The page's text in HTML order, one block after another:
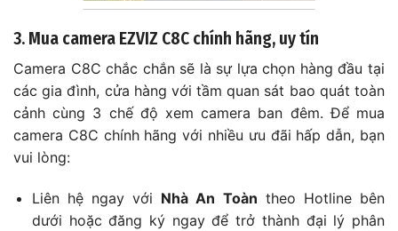
3. Mua camera EZVIZ C8C chính hãng, uy tín
Camera C8C chắc chắn sẽ là sự lựa chọn hàng đầu tại
các gia đình, cửa hàng với tầm quan sát bao quát toàn
cảnh cùng 3 chế độ xem camera ban đêm. Để mua
camera C8C chính hãng với nhiều ưu đãi hấp dẫn, bạn
vui lòng:
Liên hệ ngay với Nhà An Toàn theo Hotline bên
dưới hoặc đăng ký ngay để trở thành đại lý phân